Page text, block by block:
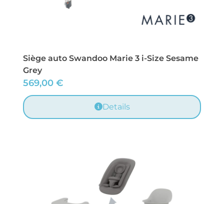
Siège auto Swandoo Marie 3 i-Size Sesame
Grey
569,00 €
Details